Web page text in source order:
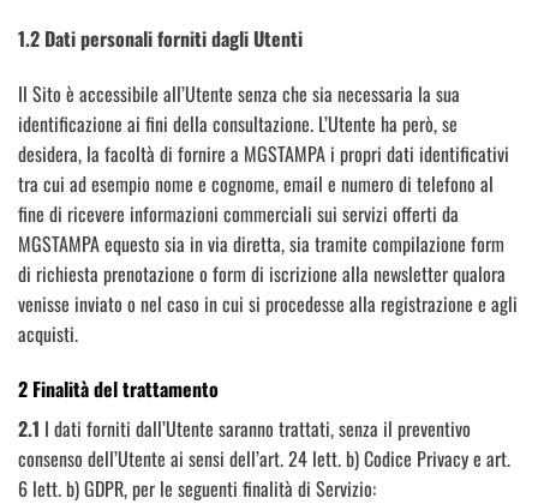
1.2 Dati personali forniti dagli Utenti
Il Sito è accessibile all’Utente senza che sia necessaria la sua
identificazione ai fini della consultazione. L’Utente ha però, se
desidera, la facoltà di fornire a MGSTAMPA i propri dati identificativi
tra cui ad esempio nome e cognome, email e numero di telefono al
fine di ricevere informazioni commerciali sui servizi offerti da
MGSTAMPA equesto sia in via diretta, sia tramite compilazione form
di richiesta prenotazione o form di iscrizione alla newsletter qualora
venisse inviato o nel caso in cui si procedesse alla registrazione e agli
acquisti.
2 Finalità del trattamento
2.1 I dati forniti dall’Utente saranno trattati, senza il preventivo
consenso dell’Utente ai sensi dell’art. 24 lett. b) Codice Privacy e art.
6 lett. b) GDPR, per le seguenti finalità di Servizio: